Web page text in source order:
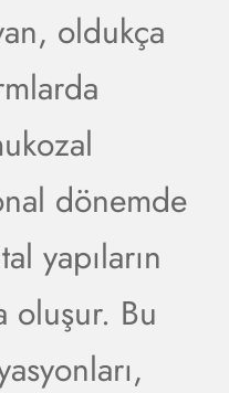
oldukça
dönemde
yapıların
oluşur. Bu